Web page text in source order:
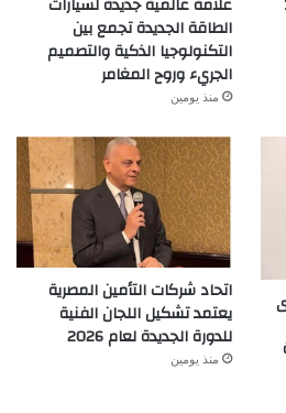
الطاقة الجديدة تجمع بين
التكنولوجيا الذكية والتصميم
الجريء وروح المغامر
منذ يومين
اتحاد شركات التأمين المصرية
يعتمد تشكيل اللجان الفنية
للدورة الجديدة لعام 2026
منذ يومين